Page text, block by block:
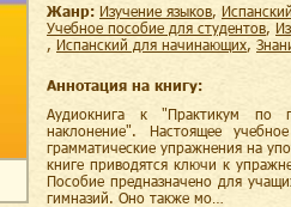
Жанр:
изучение языков,
учебное пособие для студентов,
,
испанский для начинающих,
Аннотация на книгу:
Аудиокнига к "Практикум по
наклонение". Настоящее
грамматические упражнения на
книге приводятся ключи к
Пособие предназначено для
гимназий. Оно также мо…